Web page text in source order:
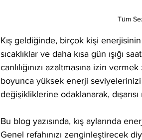
Tüm
Kış geldiğinde, birçok kişi
sıcaklıklar ve daha kısa gün ışığı
canlılığınızı azaltmasına izin
boyunca yüksek enerji
değişikliklerine odaklanarak,
Bu blog yazısında, kış aylarında
Genel refahınızı zenginleştirecek